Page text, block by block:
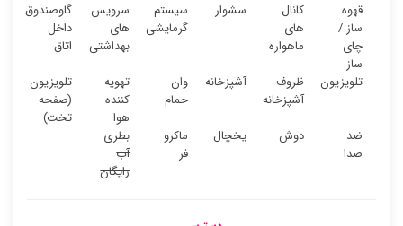
قهوه
ساز /
چای
ساز
کانال
های
ماهواره
سشوار
سیستم
گرمایشی
سرویس
های
بهداشتی
گاوصندوق
داخل
اتاق
تلویزیون
ظروف
آشپزخانه
آشپزخانه
وان
حمام
تهویه
کننده
هوا
تلویزیون
(صفحه
تخت)
ضد
صدا
دوش یخچال
ماکرو
فر
بطری
آب
رایگان